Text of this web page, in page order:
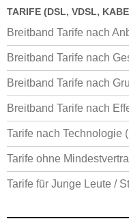
TARIFE (DSL, VDSL,
Breitband Tarife nach
Breitband Tarife nach
Breitband Tarife nach
Breitband Tarife nach
Tarife nach Technologie
Tarife ohne
Tarife für Junge Leute /